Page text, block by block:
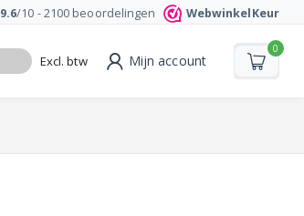
9.6/10 -2100 beoordelingen WebwinkelKeur
Excl. btw Mijn account
0